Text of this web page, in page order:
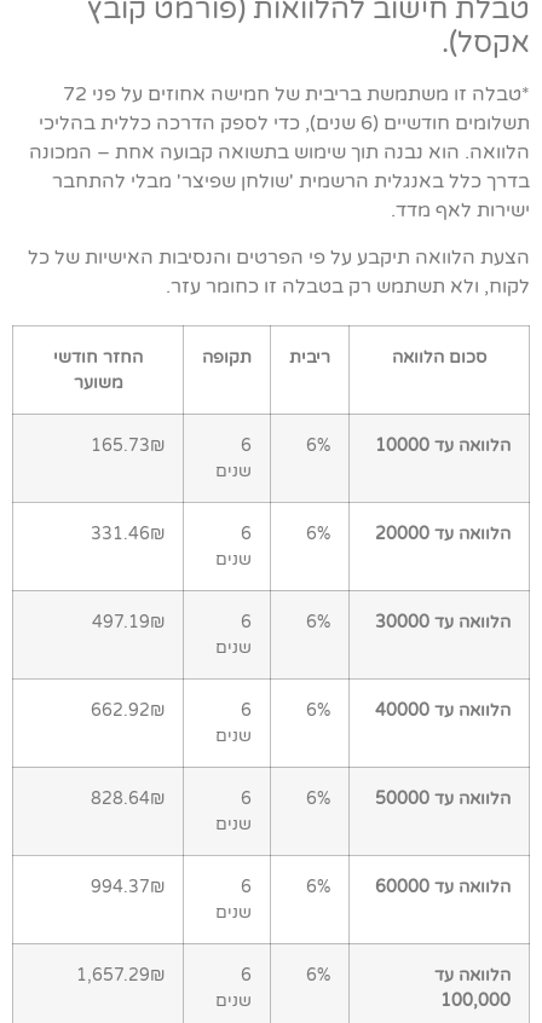
טבלת חישוב להלוואות (פורמט קובץ
אקסל).
*טבלה זו משתמשת בריבית של חמישה אחוזים על פני 72
תשלומים חודשיים (6 שנים), כדי לספק הדרכה כללית בהליכי
הלוואה. הוא נבנה תוך שימוש בתשואה קבועה אחת – המכונה
בדרך כלל באנגלית הרשמית 'שולחן שפיצר' מבלי להתחבר
ישירות לאף מדד.
הצעת הלוואה תיקבע על פי הפרטים והנסיבות האישיות של כל
לקוח, ולא תשתמש רק בטבלה זו כחומר עזר.
סכום הלוואה ריבית תקופה
החזר חודשי
משוער
הלוואה עד 10000 6%
6
שנים
165.73₪
הלוואה עד 20000 6%
6
שנים
331.46₪
הלוואה עד 30000 6%
6
שנים
497.19₪
הלוואה עד 40000 6%
6
שנים
662.92₪
הלוואה עד 50000 6%
6
שנים
828.64₪
הלוואה עד 60000 6%
6
שנים
994.37₪
הלוואה עד
100,000
6%
6
שנים
1,657.29₪